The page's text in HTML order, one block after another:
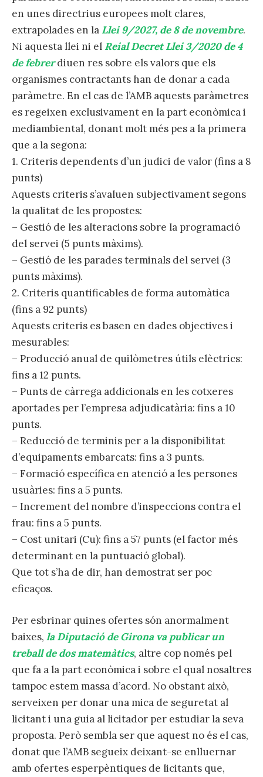
en unes directrius europees molt clares,
extrapolades en la Llei 9/2027, de 8 de novembre.
Ni aquesta llei ni el Reial Decret Llei 3/2020 de 4
de febrerdiuen res sobre els valors que els
organismes contractants han de donar a cada
paràmetre. En el cas de l’AMB aquests paràmetres
es regeixen exclusivament en la part econòmica i
mediambiental, donant molt més pes a la primera
que a la segona:
1. Criteris dependents d’un judici de valor (fins a 8
punts)
Aquests criteris s’avaluen subjectivament segons
la qualitat de les propostes:
– Gestió de les alteracions sobre la programació
del servei (5 punts màxims).
– Gestió de les parades terminals del servei (3
punts màxims).
2. Criteris quantificables de forma automàtica
(fins a 92 punts)
Aquests criteris es basen en dades objectives i
mesurables:
– Producció anual de quilòmetres útils elèctrics:
fins a 12 punts.
– Punts de càrrega addicionals en les cotxeres
aportades per l’empresa adjudicatària: fins a 10
punts.
– Reducció de terminis per a la disponibilitat
d’equipaments embarcats: fins a 3 punts.
– Formació específica en atenció a les persones
usuàries: fins a 5 punts.
– Increment del nombre d’inspeccions contra el
frau: fins a 5 punts.
– Cost unitari (Cu): fins a 57 punts (el factor més
determinant en la puntuació global).
Que tot s’ha de dir, han demostrat ser poc
eficaços.
Per esbrinar quines ofertes són anormalment
baixes, la Diputació de Girona va publicar un
treball de dos matemàtics, altre cop només pel
que fa a la part econòmica i sobre el qual nosaltres
tampoc estem massa d’acord. No obstant això,
serveixen per donar una mica de seguretat al
licitant i una guia al licitador per estudiar la seva
proposta. Però sembla ser que aquest no és el cas,
donat que l’AMB segueix deixant-se enlluernar
amb ofertes esperpèntiques de licitants que,